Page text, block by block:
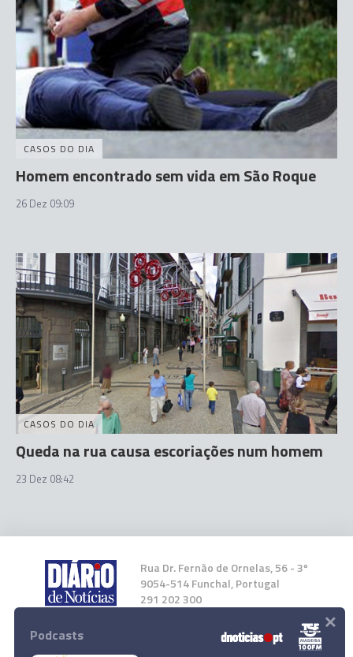
CASOS DO DIA
Homem encontrado sem vida em São Roque
26 Dez 09:09
CASOS DO DIA
Queda na rua causa escoriações num homem
23 Dez 08:42
Rua Dr. Fernão de Ornelas, 56 - 3º
9054-514 Funchal, Portugal
291 202 300
Instale a nossa App
Podcasts ×